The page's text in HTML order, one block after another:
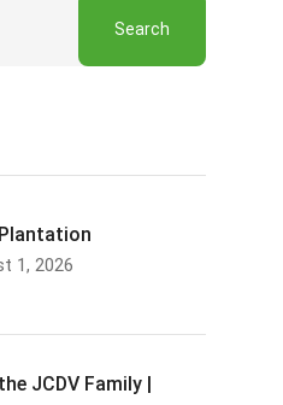
1, 2026
JCDV Family |